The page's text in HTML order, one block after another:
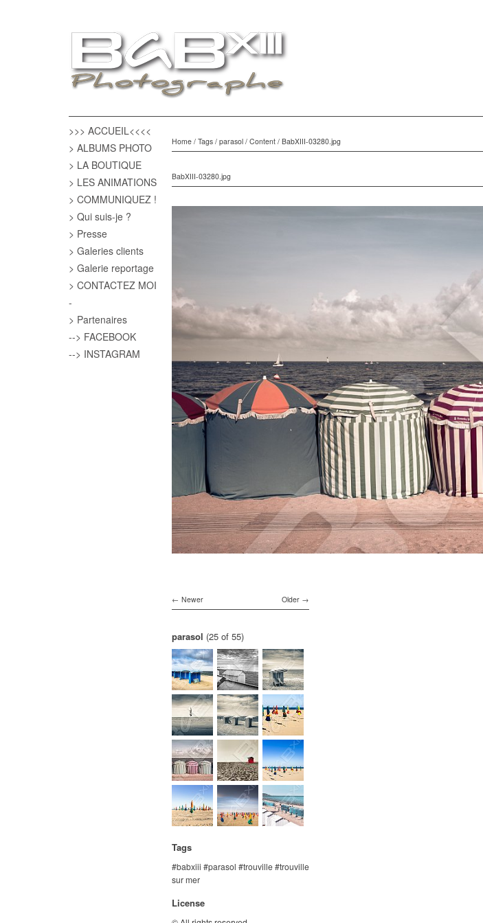
>>> ACCUEIL<<<<
> ALBUMS PHOTO
> LA BOUTIQUE
> LES ANIMATIONS
> COMMUNIQUEZ !
> Qui suis-je ?
> Presse
> Galeries clients
> Galerie reportage
> CONTACTEZ MOI
-
> Partenaires
--> FACEBOOK
--> INSTAGRAM
Home/ Tags/ parasol/ Content/ BabXIII-03280.jpg
BabXIII-03280.jpg
Older
Newer
parasol (25 of 55)
Tags
babxiii parasol trouville trouville
sur mer
License